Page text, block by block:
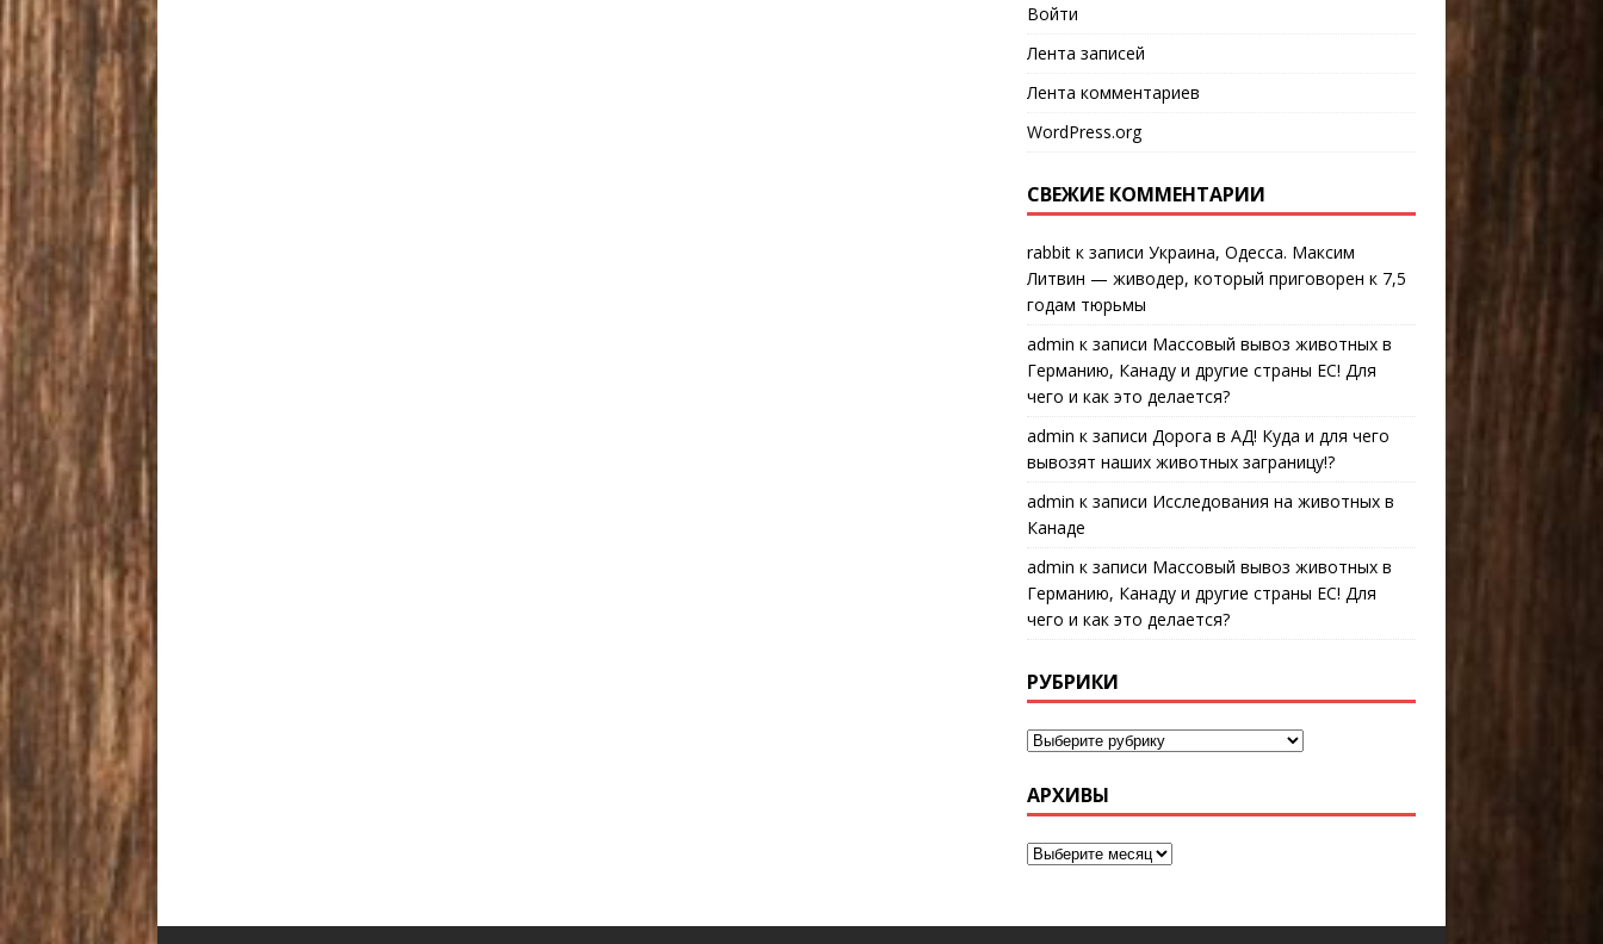
Войти
Лента записей
Лента комментариев
WordPress.org
СВЕЖИЕ КОММЕНТАРИИ
rabbitк записи Украина, Одесса. Максим
Литвин — живодер, который приговорен к 7,5
годам тюрьмы
admin к записи Массовый вывоз животных в
Германию, Канаду и другие страны ЕС! Для
чего и как это делается?
admin к записи Дорога в АД! Куда и для чего
вывозят наших животных заграницу!?
admin к записи Исследования на животных в
Канаде
admin к записи Массовый вывоз животных в
Германию, Канаду и другие страны ЕС! Для
чего и как это делается?
РУБРИКИ
АРХИВЫ